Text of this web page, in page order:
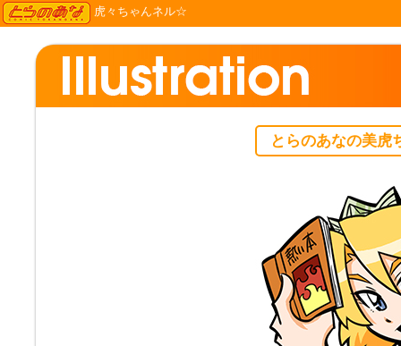
TORANOANA
虎々ちゃんネル☆
とらのあなの美虎